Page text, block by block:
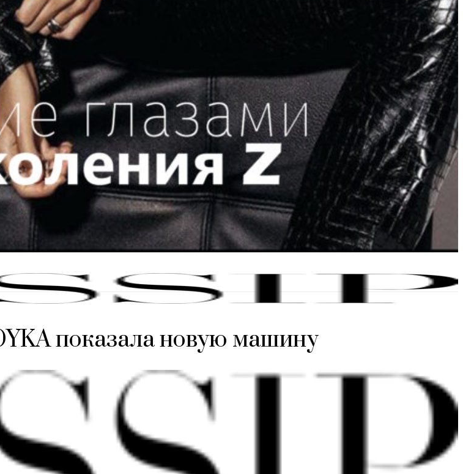
показала новую машину